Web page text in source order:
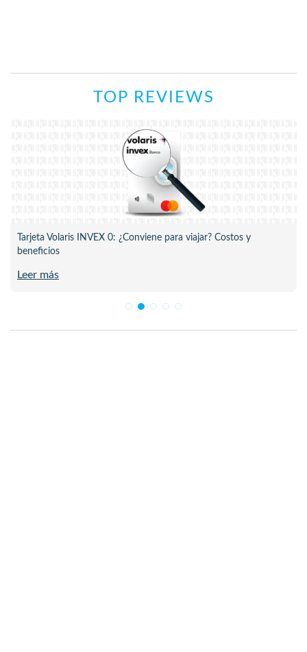
TOP REVIEWS
Tarjeta Volaris INVEX 0: ¿Conviene para viajar? Costos y
beneficios
Leer más